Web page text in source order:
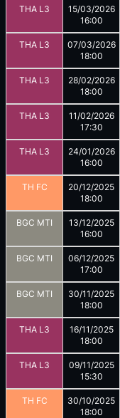
THA L3
15/03/2026
16:00
THA L3
07/03/2026
18:00
THA L3
28/02/2026
18:00
THA L3
11/02/2026
17:30
THA L3
24/01/2026
16:00
TH FC
20/12/2025
18:00
BGC MTI
13/12/2025
16:00
BGC MTI
06/12/2025
17:00
BGC MTI
30/11/2025
18:00
THA L3
16/11/2025
18:00
THA L3
09/11/2025
15:30
TH FC
30/10/2025
18:00